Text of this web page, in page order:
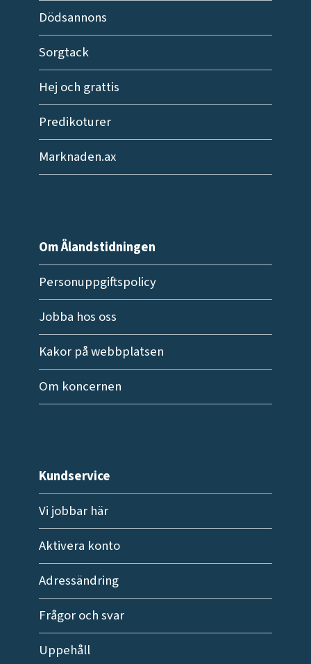
Dödsannons
Sorgtack
Hej och grattis
Predikoturer
Marknaden.ax
Om Ålandstidningen
Personuppgiftspolicy
Jobba hos oss
Kakor på webbplatsen
Om koncernen
Kundservice
Vi jobbar här
Aktivera konto
Adressändring
Frågor och svar
Uppehåll